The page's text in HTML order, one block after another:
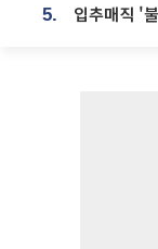
5. 입추매직 '